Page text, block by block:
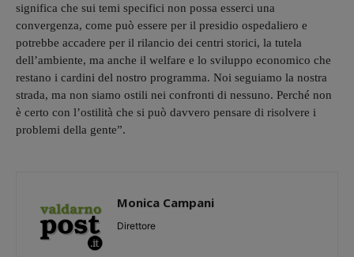
significa che sui temi specifici non possa esserci una
convergenza, come può essere per il presidio ospedaliero e
potrebbe accadere per il rilancio dei centri storici, la tutela
dell’ambiente, ma anche il welfare e lo sviluppo economico che
restano i cardini del nostro programma. Noi seguiamo la nostra
strada, ma non siamo ostili nei confronti di nessuno. Perché non
è certo con l’ostilità che si può davvero pensare di risolvere i
problemi della gente”.
Monica Campani
Direttore